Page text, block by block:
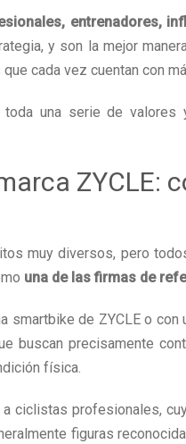
entrenadores,
y son la mejor
cada vez cuentan con
una serie de
ZYCLE:
muy diversos, pero
una de las firmas de
smartbike de ZYCLE o
buscan precisamente
física.
ciclistas profesionales,
figuras